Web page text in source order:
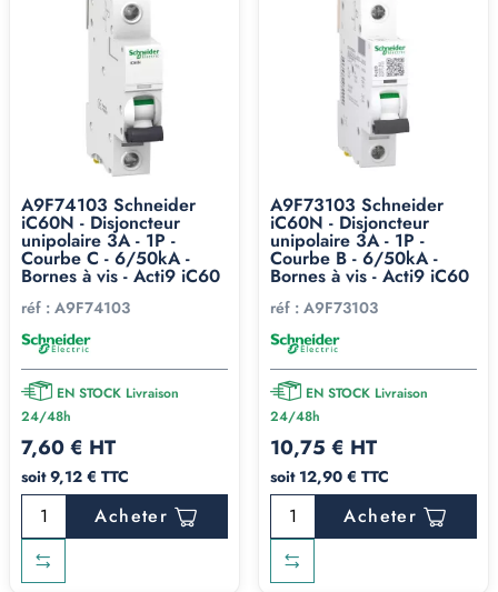
A9F74103 Schneider
iC60N - Disjoncteur
unipolaire 3A - 1P -
Courbe C - 6/50kA -
Bornes à vis - Acti9 iC60
réf : A9F74103
EN STOCK Livraison
24/48h
7,60 € HT
soit 9,12 € TTC
Acheter
A9F73103 Schneider
iC60N - Disjoncteur
unipolaire 3A - 1P -
Courbe B - 6/50kA -
Bornes à vis - Acti9 iC60
réf : A9F73103
EN STOCK Livraison
24/48h
10,75 € HT
soit 12,90 € TTC
Acheter